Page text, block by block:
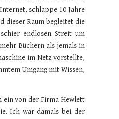
schlappe 10 Jahre
dieser Raum begleitet die
endlosen Streit um
Büchern als jemals in
im Netz vorstellte,
Umgang mit Wissen,
ein von der Firma Hewlett
Ich war damals bei der